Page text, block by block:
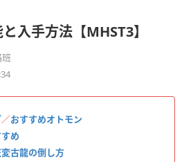
入手方法【MHST3】
／おすすめオトモン
め
古龍の倒し方